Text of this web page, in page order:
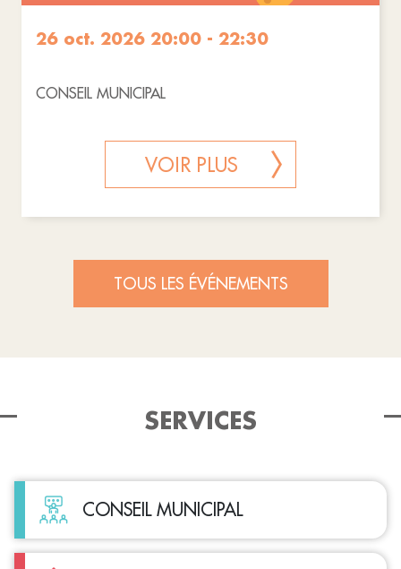
26 oct. 2026 20:00 - 22:30
CONSEIL MUNICIPAL
VOIR PLUS
TOUS LES ÉVÉNEMENTS
SERVICES
CONSEIL MUNICIPAL